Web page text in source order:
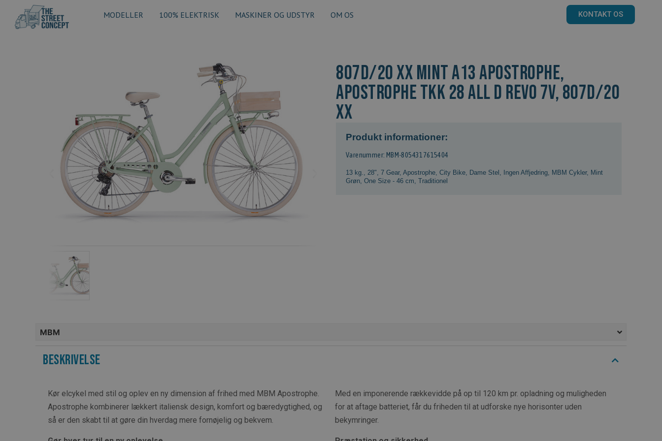
MODELLER 100% ELEKTRISK MASKINER OG UDSTYR OM OS KONTAKT OS
807D/20 XX MINT A13 Apostrophe,
APOSTROPHE TKK 28 ALL D REVO 7V, 807D/20
XX
Produkt informationer:
Varenummer: MBM-8054317615404
13 kg. 28" 7 Gear, Apostrophe City Bike Dame Stel Ingen Affjedring MBM Cykler, Mint
Grøn One Size - 46 cm Traditionel
MBM
Beskrivelse
Kør elcykel med stil og oplev en ny dimension af frihed med MBM Apostrophe.
Apostrophe kombinerer lækkert italiensk design, komfort og bæredygtighed, og
så er den skabt til at gøre din hverdag mere fornøjelig og bekvem.
Med en imponerende rækkevidde på op til 120 km pr. opladning og muligheden
for at aftage batteriet, får du friheden til at udforske nye horisonter uden
bekymringer.